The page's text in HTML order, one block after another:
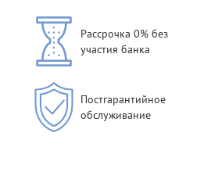
Рассрочка 0% без
участия банка
Постгарантийное
обслуживание